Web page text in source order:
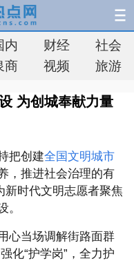
内 财经
社会
商 视频 旅游
为创城奉献力量
把创建全国文明城市
，推进社会治理的有
新时代文明志愿者聚焦
。
心当场调解街路面群
化“护学岗”，全力护